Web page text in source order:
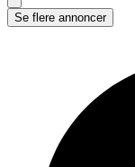
Se flere annoncer